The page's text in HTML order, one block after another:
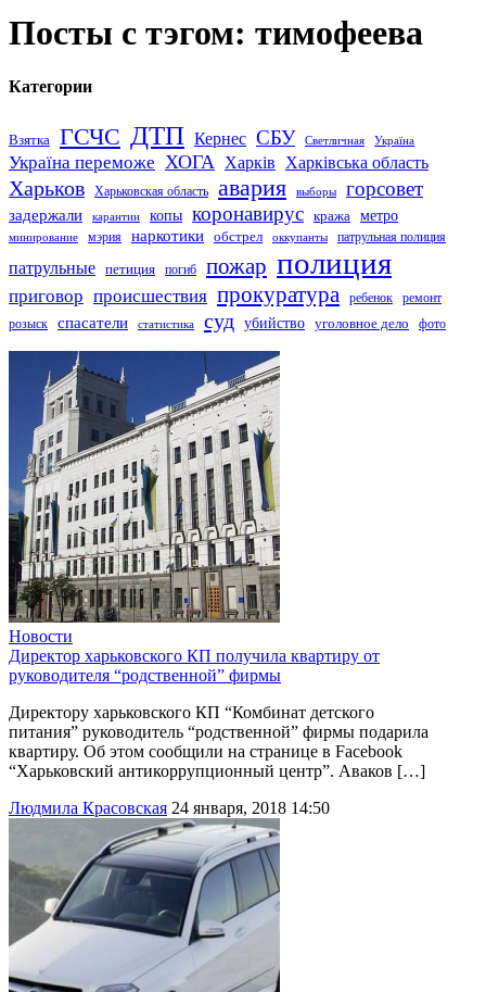
Посты с тэгом: тимофеева
Категории
Взятка ГСЧС ДТП Кернес СБУ Светличная Україна
Україна переможе ХОГА Харків Харківська область
Харьков Харьковская область авария выборы горсовет
задержали карантин копы коронавирус кража метро
минирование мэрия наркотики обстрел оккупанты патрульная полиция
патрульные петиция погиб пожар полиция
приговор происшествия прокуратура ребенок
ремонт
розыск
спасатели статистика суд убийство уголовное дело фото
Новости
Директор харьковского КП получила квартиру от
руководителя “родственной” фирмы
Директору харьковского КП “Комбинат детского
питания” руководитель “родственной” фирмы подарила
квартиру. Об этом сообщили на странице в Facebook
“Харьковский антикоррупционный центр”. Аваков […]
Людмила Красовская 24 января, 2018 14:50